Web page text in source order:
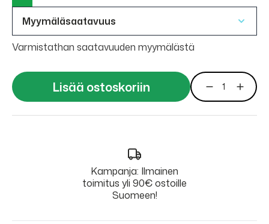
Myymäläsaatavuus
Varmistathan saatavuuden myymälästä
Lisää ostoskoriin
Kampanja: Ilmainen
toimitus yli 90€ ostoille
Suomeen!